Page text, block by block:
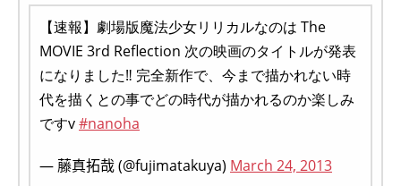
【速報】劇場版魔法少女リリカルなのは The
MOVIE 3rd Reflection 次の映画のタイトルが発表
になりました‼ 完全新作で、今まで描かれない時
代を描くとの事でどの時代が描かれるのか楽しみ
ですv#nanoha
— 藤真拓哉 (@fujimatakuya) March 24, 2013